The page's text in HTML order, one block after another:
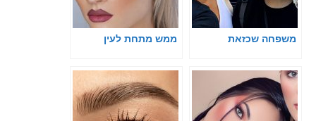
משפחה שכזאת ממש מתחת לעין